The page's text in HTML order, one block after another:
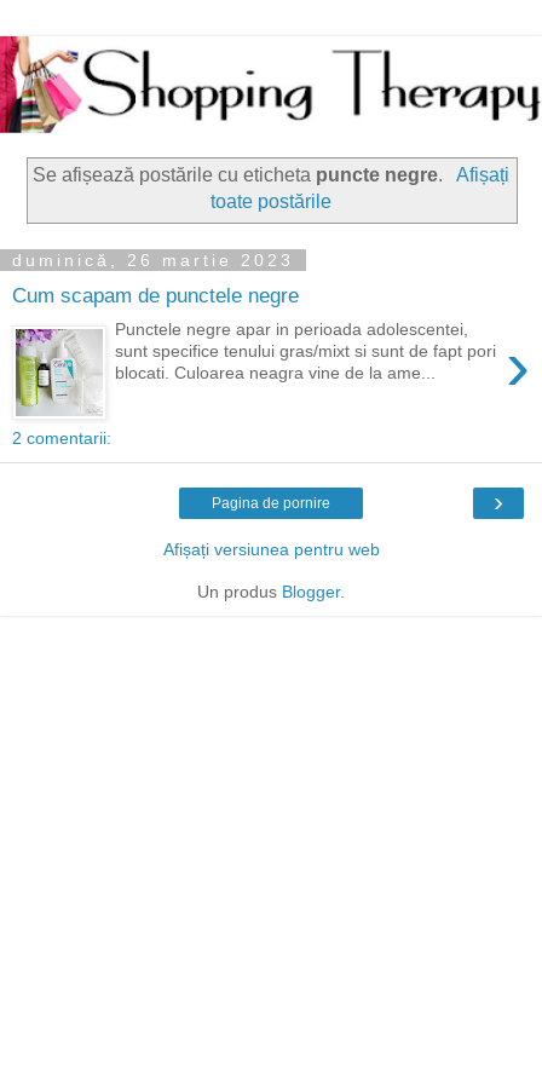
Se afișează postările cu eticheta puncte negre.
Afișați
toate postările
duminică, 26 martie 2023
Cum scapam de punctele negre
›
Punctele negre apar in perioada adolescentei,
sunt specifice tenului gras/mixt si sunt de fapt pori
blocati. Culoarea neagra vine de la ame...
2 comentarii:
›
Pagina de pornire
Afișați versiunea pentru web
Un produs Blogger.